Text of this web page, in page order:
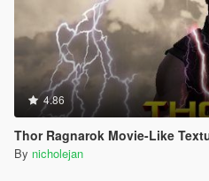
4.86
Thor Ragnarok Movie-Like
By nicholejan